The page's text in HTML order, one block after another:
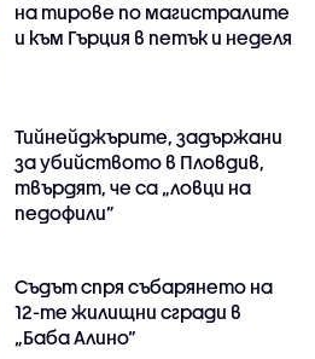
на тирове по магистралите
и към Гърция в петък и неделя
Тийнейджърите, задържани
за убийството в Пловдив,
твърдят, че са „ловци на
педофили”
Съдът спря събарянето на
12-те жилищни сгради в
„Баба Алино“